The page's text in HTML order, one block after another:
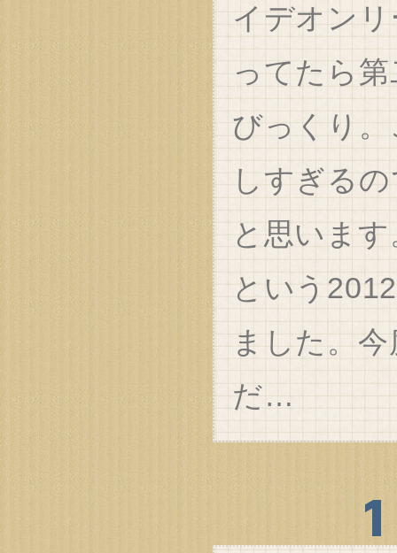
イデオン
ってたら
びっくり
しすぎる
と思いま
という
ました。
だ…